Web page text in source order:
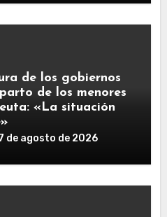
de los gobiernos
de los menores
«La situación
de agosto de 2026